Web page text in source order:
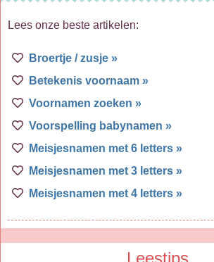
Lees onze beste artikelen:
Broertje / zusje »
Betekenis voornaam »
Voornamen zoeken »
Voorspelling babynamen »
Meisjesnamen met 6 letters »
Meisjesnamen met 3 letters »
Meisjesnamen met 4 letters »